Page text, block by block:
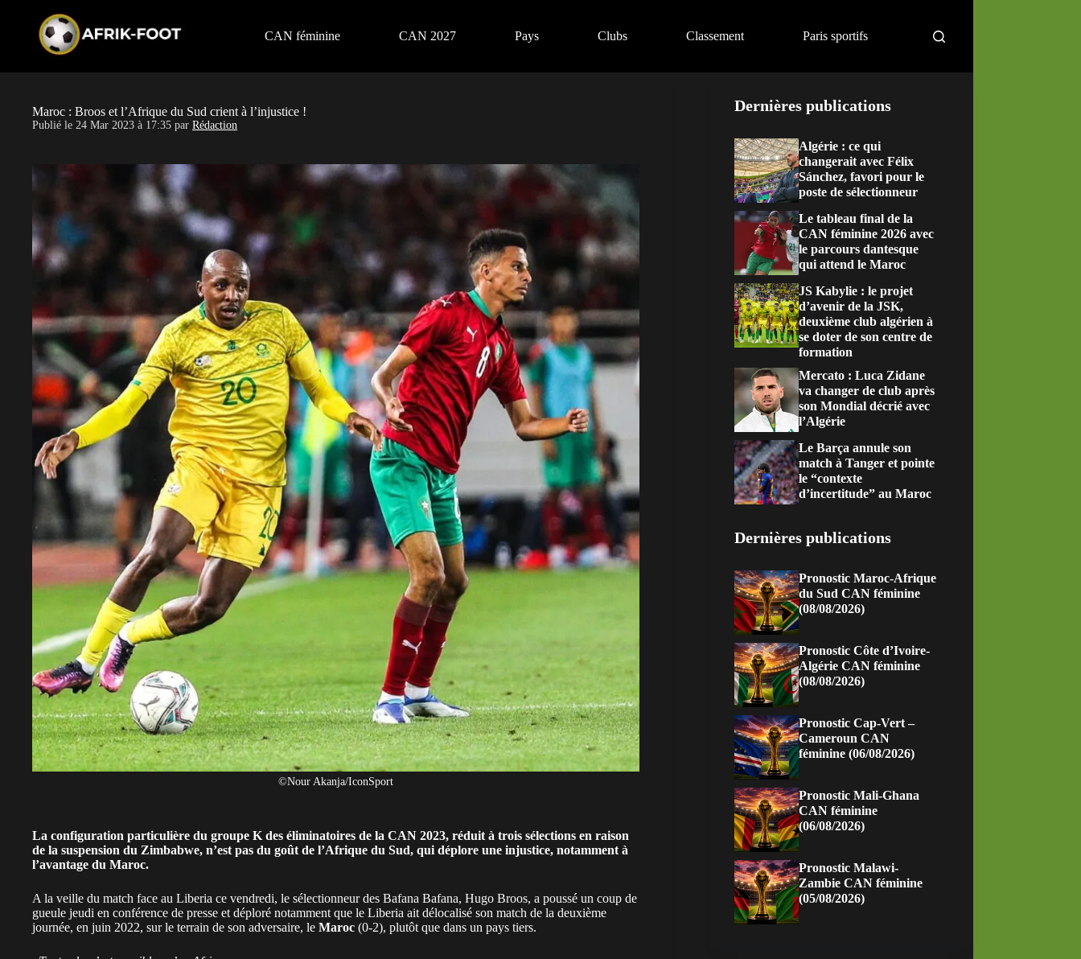
CAN féminine CAN 2027 Pays Clubs Classement Paris sportifs
Maroc : Broos et l’Afrique du Sud crient à l’injustice !
Publié le 24 Mar 2023 à 17:35 par Rédaction
©Nour Akanja/IconSport
La configuration particulière du groupe K des éliminatoires de la CAN 2023, réduit à trois sélections en raison
de la suspension du Zimbabwe, n’est pas du goût de l’Afrique du Sud, qui déplore une injustice, notamment à
l’avantage du Maroc.
A la veille du match face au Liberia ce vendredi, le sélectionneur des Bafana Bafana, Hugo Broos, a poussé un coup de
gueule jeudi en conférence de presse et déploré notamment que le Liberia ait délocalisé son match de la deuxième
journée, en juin 2022, sur le terrain de son adversaire, le Maroc (0-2), plutôt que dans un pays tiers.
Dernières publications
Algérie : ce qui
changerait avec Félix
Sánchez, favori pour le
poste de sélectionneur
Le tableau final de la
CAN féminine 2026 avec
le parcours dantesque
qui attend le Maroc
JS Kabylie : le projet
d’avenir de la JSK,
deuxième club algérien à
se doter de son centre de
formation
Mercato : Luca Zidane
va changer de club après
son Mondial décrié avec
l’Algérie
Le Barça annule son
match à Tanger et pointe
le “contexte
d’incertitude” au Maroc
Dernières publications
Pronostic Maroc-Afrique
du Sud CAN féminine
(08/08/2026)
Pronostic Côte d’Ivoire-
Algérie CAN féminine
(08/08/2026)
Pronostic Cap-Vert –
Cameroun CAN
féminine (06/08/2026)
Pronostic Mali-Ghana
CAN féminine
(06/08/2026)
Pronostic Malawi-
Zambie CAN féminine
(05/08/2026)